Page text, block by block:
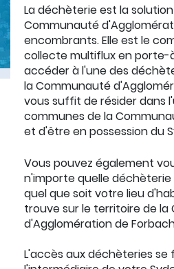
La déchèterie est la
Communauté
encombrants. Elle est le
collecte multiflux en porte-
accéder à l'une des
la Communauté
vous suffit de résider dans
communes de la
et d'être en possession du
Vous pouvez également
n'importe quelle
quel que soit votre lieu
trouve sur le territoire de
d'Agglomération de
L'accès aux déchèteries